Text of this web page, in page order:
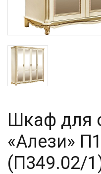
Шкаф для
«Алези»
(П349.02/